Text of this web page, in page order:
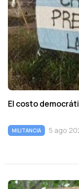
El costo
MILITANCIA 5 ago